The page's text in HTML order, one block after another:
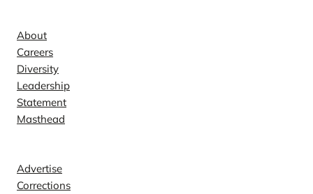
About
Careers
Diversity
Leadership
Statement
Masthead
Advertise
Corrections